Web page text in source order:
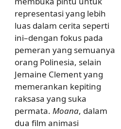
representasi yang lebih
luas dalam cerita seperti
ini–dengan fokus pada
pemeran yang semuanya
orang Polinesia, selain
Jemaine Clement yang
memerankan kepiting
raksasa yang suka
permata. Moana, dalam
dua film animasi